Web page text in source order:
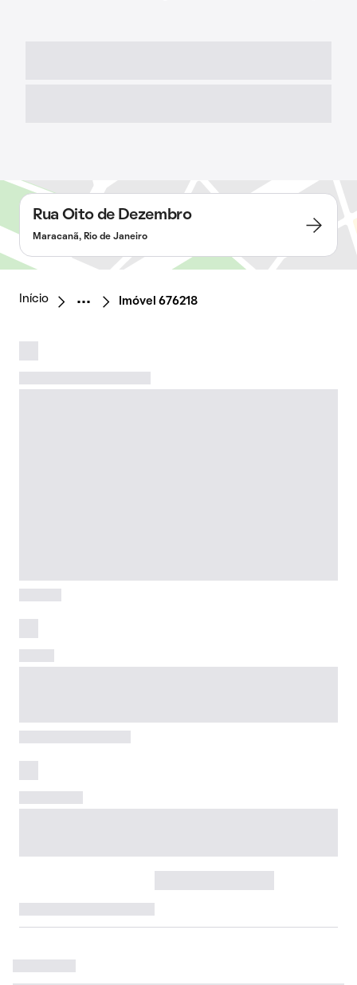
Rua Oito de Dezembro
Maracanã, Rio de Janeiro
Início Imóvel 676218